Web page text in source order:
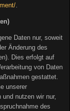
.
Daten nur, soweit
Änderung des
Dies erfolgt auf
von Daten
gestattet.
unserer
und nutzen wir nur,
des